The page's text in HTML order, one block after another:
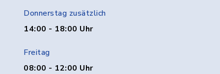
Donnerstag zusätzlich
14:00 - 18:00 Uhr
Freitag
08:00 - 12:00 Uhr